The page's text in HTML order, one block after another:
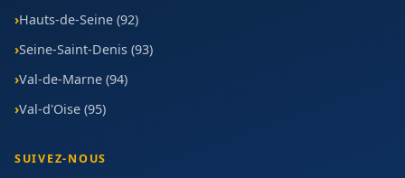
Hauts-de-Seine (92)
Seine-Saint-Denis (93)
Val-de-Marne (94)
Val-d'Oise (95)
SUIVEZ-NOUS